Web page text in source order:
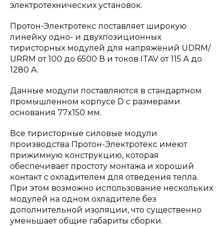
электротехнических установок.
Протон-Электротекс поставляет широкую
линейку одно- и двухпозиционных
тиристорных модулей для напряжений UDRM/
URRM от 100 до 6500 В и токов ITAV от 115 А до
1280 А.
Данные модули поставляются в стандартном
промышленном корпусе D с размерами
основания 77x150 мм.
Все тиристорные силовые модули
производства Протон-Электротекс имеют
прижимную конструкцию, которая
обеспечивает простоту монтажа и хороший
контакт с охладителем для отведения тепла.
При этом возможно использование нескольких
модулей на одном охладителе без
дополнительной изоляции, что существенно
уменьшает общие габариты сборки.